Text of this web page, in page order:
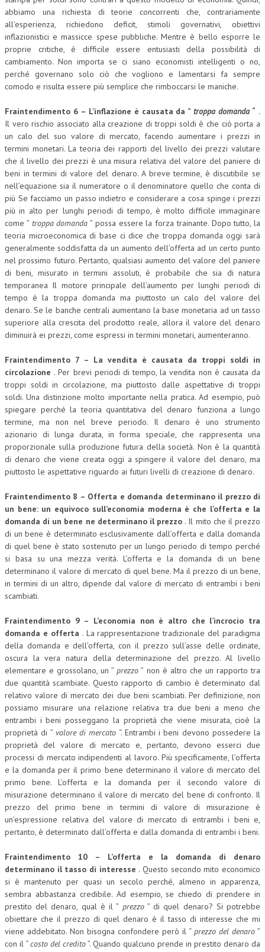
abbiamo una richiesta di teorie concorrenti che, contrariamente
all’esperienza, richiedono deficit, stimoli governativi, obiettivi
inflazionistici e massicce spese pubbliche. Mentre è bello esporre le
proprie critiche, è difficile essere entusiasti della possibilità di
cambiamento. Non importa se ci siano economisti intelligenti o no,
perché governano solo ciò che vogliono e lamentarsi fa sempre
comodo e risulta essere più semplice che rimboccarsi le maniche.
Fraintendimento 6 – L’inflazione è causata da ”troppa domanda“ .
Il vero rischio associato alla creazione di troppi soldi è che ciò porta a
un calo del suo valore di mercato, facendo aumentare i prezzi in
termini monetari. La teoria dei rapporti del livello dei prezzi valutare
che il livello dei prezzi è una misura relativa del valore del paniere di
beni in termini di valore del denaro. A breve termine, è discutibile se
nell’equazione sia il numeratore o il denominatore quello che conta di
più Se facciamo un passo indietro e considerare a cosa spinge i prezzi
più in alto per lunghi periodi di tempo, è molto difficile immaginare
come ” troppa domanda ” possa essere la forza trainante. Dopo tutto, la
teoria microeconomica di base ci dice che troppa domanda oggi sarà
generalmente soddisfatta da un aumento dell’offerta ad un certo punto
nel prossimo futuro. Pertanto, qualsiasi aumento del valore del paniere
di beni, misurato in termini assoluti, è probabile che sia di natura
temporanea Il motore principale dell’aumento per lunghi periodi di
tempo è la troppa domanda ma piuttosto un calo del valore del
denaro. Se le banche centrali aumentano la base monetaria ad un tasso
superiore alla crescita del prodotto reale, allora il valore del denaro
diminuirà ei prezzi, come espressi in termini monetari, aumenteranno.
Fraintendimento 7 – La vendita è causata da troppi soldi in
circolazione . Per brevi periodi di tempo, la vendita non è causata da
troppi soldi in circolazione, ma piuttosto dalle aspettative di troppi
soldi. Una distinzione molto importante nella pratica. Ad esempio, può
spiegare perché la teoria quantitativa del denaro funziona a lungo
termine, ma non nel breve periodo. Il denaro è uno strumento
azionario di lunga durata, in forma speciale, che rappresenta una
proporzionale sulla produzione futura della società. Non è la quantità
di denaro che viene creata oggi a spingere il valore del denaro, ma
piuttosto le aspettative riguardo ai futuri livelli di creazione di denaro.
Fraintendimento 8 – Offerta e domanda determinano il prezzo di
un bene: un equivoco sull’economia moderna è che l’offerta e la
domanda di un bene ne determinano il prezzo . Il mito che il prezzo
di un bene è determinato esclusivamente dall’offerta e dalla domanda
di quel bene è stato sostenuto per un lungo periodo di tempo perché
si basa su una mezza verità. L’offerta e la domanda di un bene
determinano il valore di mercato di quel bene. Ma il prezzo di un bene,
in termini di un altro, dipende dal valore di mercato di entrambi i beni
scambiati.
Fraintendimento 9 – L’economia non è altro che l’incrocio tra
domanda e offerta . La rappresentazione tradizionale del paradigma
della domanda e dell’offerta, con il prezzo sull’asse delle ordinate,
oscura la vera natura della determinazione del prezzo. Al livello
elementare e grossolano, un ”prezzo ” non è altro che un rapporto tra
due quantità scambiate. Questo rapporto di cambio è determinato dal
relativo valore di mercato dei due beni scambiati. Per definizione, non
possiamo misurare una relazione relativa tra due beni a meno che
entrambi i beni posseggano la proprietà che viene misurata, cioè la
proprietà di ” valore di mercato “. Entrambi i beni devono possedere la
proprietà del valore di mercato e, pertanto, devono esserci due
processi di mercato indipendenti al lavoro. Più specificamente, l’offerta
e la domanda per il primo bene determinano il valore di mercato del
primo bene. L’offerta e la domanda per il secondo valore di
misurazione determinano il valore di mercato del bene di confronto. Il
prezzo del primo bene in termini di valore di misurazione è
un’espressione relativa del valore di mercato di entrambi i beni e,
pertanto, è determinato dall’offerta e dalla domanda di entrambi i beni.
Fraintendimento 10 – L’offerta e la domanda di denaro
determinano il tasso di interesse . Questo secondo mito economico
si è mantenuto per quasi un secolo perché, almeno in apparenza,
sembra abbastanza credibile. Ad esempio, se chiedo di prendere in
prestito del denaro, qual è il ” prezzo” di quel denaro? Si potrebbe
obiettare che il prezzo di quel denaro è il tasso di interesse che mi
viene addebitato. Non bisogna confondere però il “ prezzo del denaro ”
con il “costo del credito”. Quando qualcuno prende in prestito denaro da